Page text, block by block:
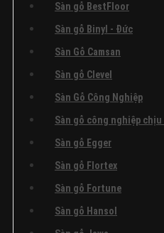
Sàn gỗ BestFloor
Sàn gỗ Binyl - Đức
Sàn Gỗ Camsan
Sàn gỗ Clevel
Sàn Gỗ Công Nghiệp
Sàn gỗ công nghiệp
Sàn gỗ Egger
Sàn gỗ Flortex
Sàn gỗ Fortune
Sàn gỗ Hansol